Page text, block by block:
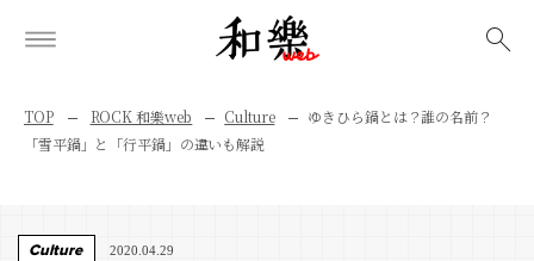
TOP ROCK 和樂web Culture
ゆきひら鍋とは？誰の名前？
「雪平鍋」と「行平鍋」の違いも解説
Culture 2020.04.29